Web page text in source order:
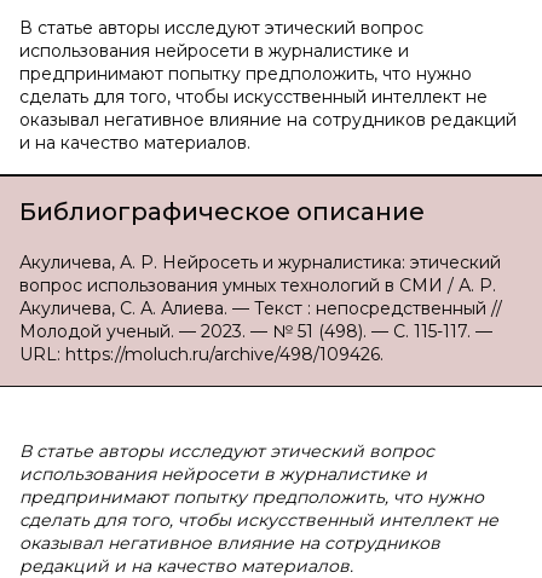
В статье авторы исследуют этический вопрос
использования нейросети в журналистике и
предпринимают попытку предположить, что нужно
сделать для того, чтобы искусственный интеллект не
оказывал негативное влияние на сотрудников редакций
и на качество материалов.
Библиографическое описание
Акуличева, А. Р. Нейросеть и журналистика: этический
вопрос использования умных технологий в СМИ / А. Р.
Акуличева, С. А. Алиева. — Текст : непосредственный //
Молодой ученый. — 2023. — № 51 (498). — С. 115-117. —
URL: https://moluch.ru/archive/498/109426.
В статье авторы исследуют этический вопрос
использования нейросети в журналистике и
предпринимают попытку предположить, что нужно
сделать для того, чтобы искусственный интеллект не
оказывал негативное влияние на сотрудников
редакций и на качество материалов.